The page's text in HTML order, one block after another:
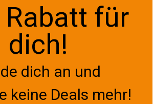
Rabatt für
dich!
dich an und
keine Deals mehr!